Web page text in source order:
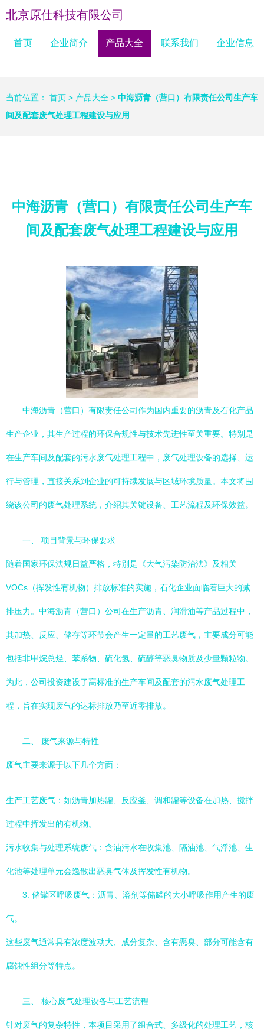
北京原仕科技有限公司
首页 企业简介 产品大全 联系我们 企业信息
当前位置： 首页 > 产品大全 > 中海沥青（营口）有限责任公司生产车
间及配套废气处理工程建设与应用
中海沥青（营口）有限责任公司生产车
间及配套废气处理工程建设与应用
中海沥青（营口）有限责任公司作为国内重要的沥青及石化产品
生产企业，其生产过程的环保合规性与技术先进性至关重要。特别是
在生产车间及配套的污水废气处理工程中，废气处理设备的选择、运
行与管理，直接关系到企业的可持续发展与区域环境质量。本文将围
绕该公司的废气处理系统，介绍其关键设备、工艺流程及环保效益。
一、 项目背景与环保要求
随着国家环保法规日益严格，特别是《大气污染防治法》及相关
VOCs（挥发性有机物）排放标准的实施，石化企业面临着巨大的减
排压力。中海沥青（营口）公司在生产沥青、润滑油等产品过程中，
其加热、反应、储存等环节会产生一定量的工艺废气，主要成分可能
包括非甲烷总烃、苯系物、硫化氢、硫醇等恶臭物质及少量颗粒物。
为此，公司投资建设了高标准的生产车间及配套的污水废气处理工
程，旨在实现废气的达标排放乃至近零排放。
二、 废气来源与特性
废气主要来源于以下几个方面：
生产工艺废气：如沥青加热罐、反应釜、调和罐等设备在加热、搅拌
过程中挥发出的有机物。
污水收集与处理系统废气：含油污水在收集池、隔油池、气浮池、生
化池等处理单元会逸散出恶臭气体及挥发性有机物。
3. 储罐区呼吸废气：沥青、溶剂等储罐的大小呼吸作用产生的废
气。
这些废气通常具有浓度波动大、成分复杂、含有恶臭、部分可能含有
腐蚀性组分等特点。
三、 核心废气处理设备与工艺流程
针对废气的复杂特性，本项目采用了组合式、多级化的处理工艺，核